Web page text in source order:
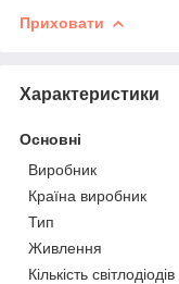
Приховати
Характеристики
Основні
Виробник
Країна виробник
Тип
Живлення
Кількість світлодіодів